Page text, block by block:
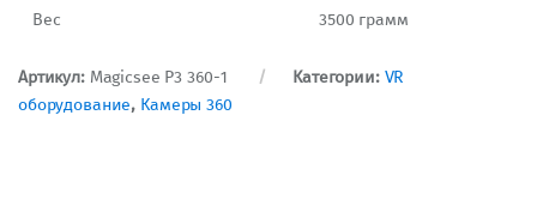
Вес 3500 грамм
Артикул: Mаgicsee P3 360-1 Категории: VR
оборудование, Камеры 360